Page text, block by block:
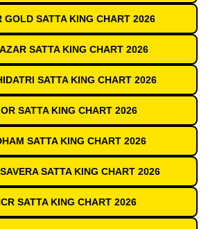
GOLD SATTA KING CHART 2026
SATTA KING CHART 2026
SATTA KING CHART 2026
SATTA KING CHART 2026
SATTA KING CHART 2026
SATTA KING CHART 2026
SATTA KING CHART 2026